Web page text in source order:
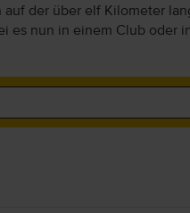
der über elf Kilometer
es nun in einem Club oder